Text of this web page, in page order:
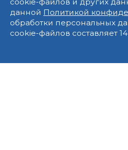
cookie-файлов и других
данной Политикой
обработки персональных
cookie-файлов составляет